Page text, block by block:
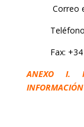
Correo
Fax:
ANEXO I.
INFORMACIÓN